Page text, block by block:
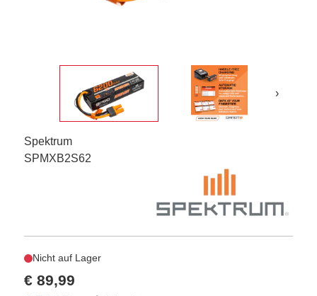
›
Spektrum
SPMXB2S62
Nicht auf Lager
€ 89,99